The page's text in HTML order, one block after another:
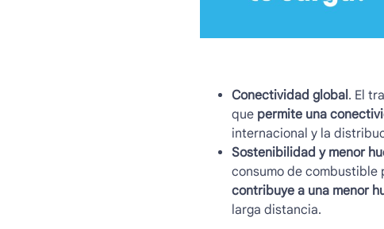
Conectividad global . El
que permite una
internacional y la
Sostenibilidad y menor
consumo de
contribuye a una menor
larga distancia.